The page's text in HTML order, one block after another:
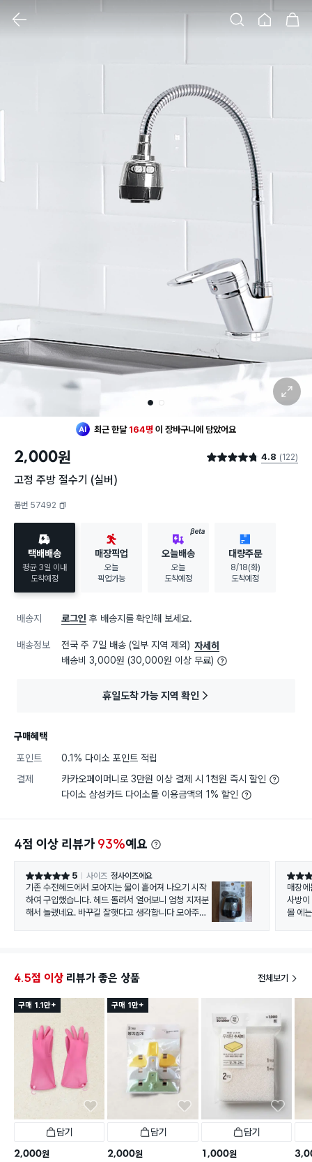
1 2
확대 보기
최근 한달 164명 이 장바구니에 담았어요
2,000원 별점 4.8점 4.8 (122)
고정 주방 절수기 (실버)
품번 57492
택배배송
평균 3일 이내
도착예정
매장픽업
오늘
픽업가능
BETA
오늘배송
오늘
도착예정
대량주문
8/18(화)
도착예정
배송지 로그인 후 배송지를 확인해 보세요.
배송정보 전국 주 7일 배송 (일부 지역 제외) 자세히
배송비 3,000원 (30,000원 이상 무료)
휴일도착 가능 지역 확인
구매혜택
포인트
0.1% 다이소 포인트 적립
결제
카카오페이머니로 3만원 이상 결제 시 1천원 즉시 할인
다이소 삼성카드 다이소몰 이용금액의 1% 할인
4점 이상 리뷰가 93%예요
별점 5점 5 사이즈 정사이즈에요
기존 수전헤드에서 모아지는 물이 흩어져 나오기 시작
하여 구입했습니다. 헤드 돌려서 열어보니 엄청 지저분
해서 놀랬네요. 바꾸길 잘햇다고 생각합니다 모아주는
별점 5
매장
사방이
4.5점 이상 리뷰가 좋은 상품 전체보기
구매 1.1만+
담기
2,000원
구매 1만+
담기
2,000원
담기
1,000원